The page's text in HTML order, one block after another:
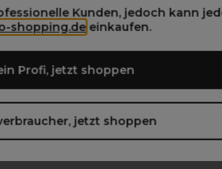
Kunden, jedoch kann
shopping.deeinkaufen.
Profi, jetzt shoppen
jetzt shoppen